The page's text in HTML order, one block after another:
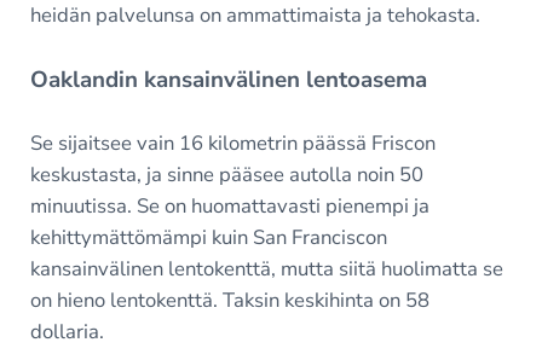
heidän palvelunsa on ammattimaista ja tehokasta.
Oaklandin kansainvälinen lentoasema
Se sijaitsee vain 16 kilometrin päässä Friscon
keskustasta, ja sinne pääsee autolla noin 50
minuutissa. Se on huomattavasti pienempi ja
kehittymättömämpi kuin San Franciscon
kansainvälinen lentokenttä, mutta siitä huolimatta se
on hieno lentokenttä. Taksin keskihinta on 58
dollaria.